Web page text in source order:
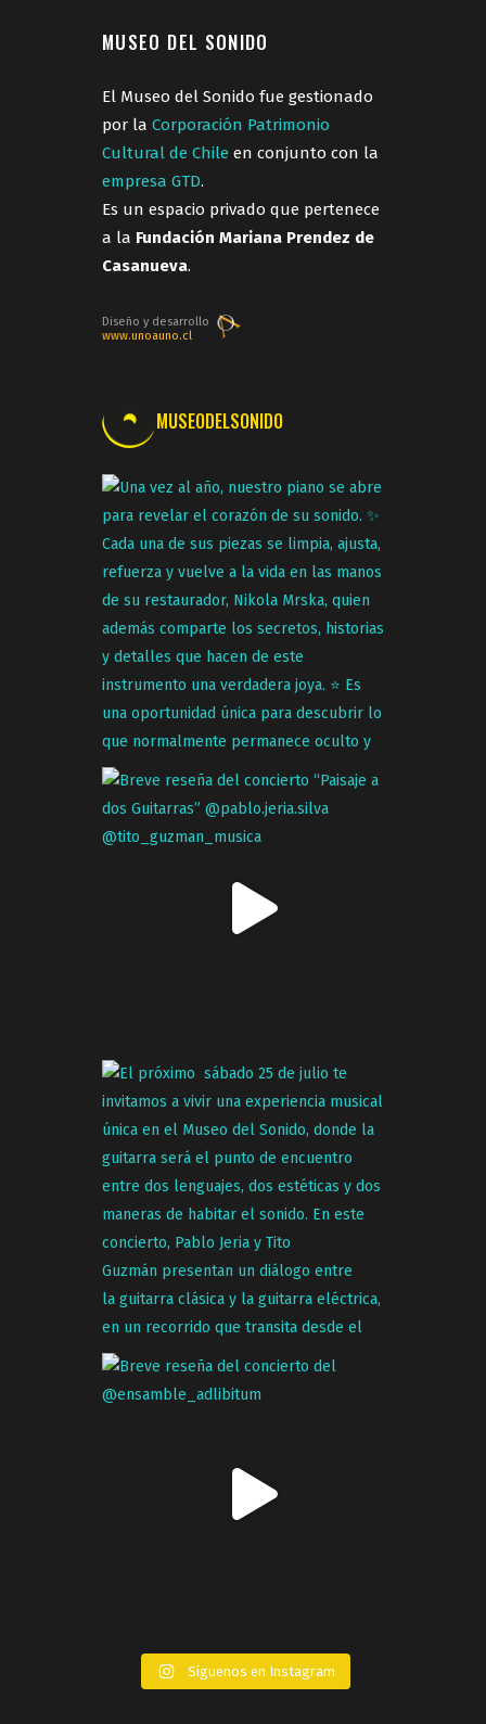
MUSEO DEL SONIDO
El Museo del Sonido fue gestionado
por la Corporación Patrimonio
Cultural de Chile en conjunto con la
empresa GTD.
Es un espacio privado que pertenece
a la Fundación Mariana Prendez de
Casanueva.
Diseño y desarrollo
www.unoauno.cl
MUSEODELSONIDO
Síguenos en Instagram